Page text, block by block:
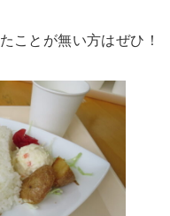
ことが無い方はぜひ！